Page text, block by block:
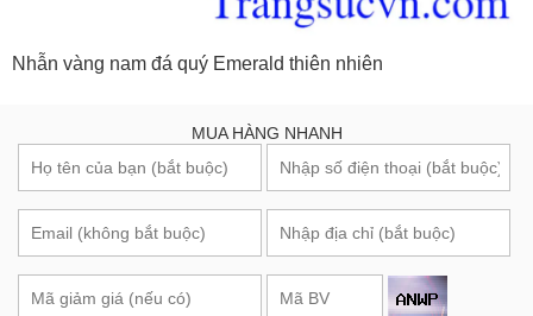
Nhẫn vàng nam đá quý Emerald thiên nhiên
MUA HÀNG NHANH